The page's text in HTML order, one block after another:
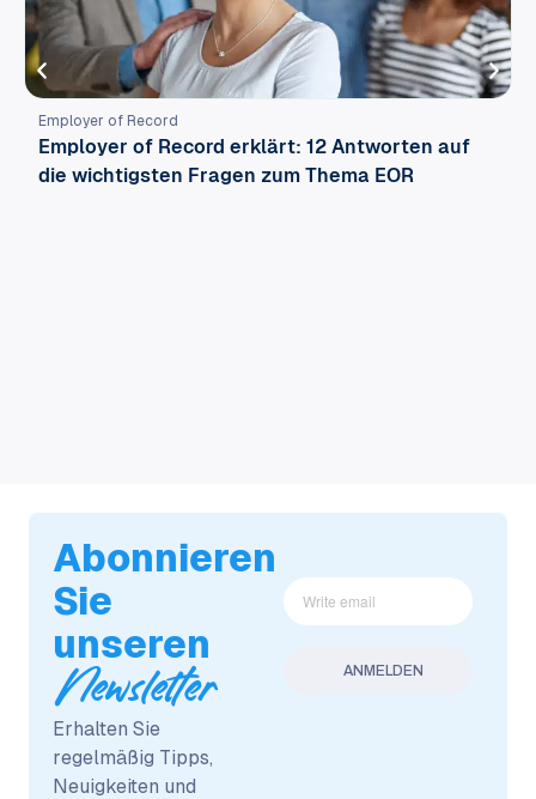
Employer of Record
Employer of Record erklärt: 12 Antworten auf
die wichtigsten Fragen zum Thema EOR
Abonnieren
Sie
unseren
Newsletter
Erhalten Sie
regelmäßig Tipps,
Neuigkeiten und